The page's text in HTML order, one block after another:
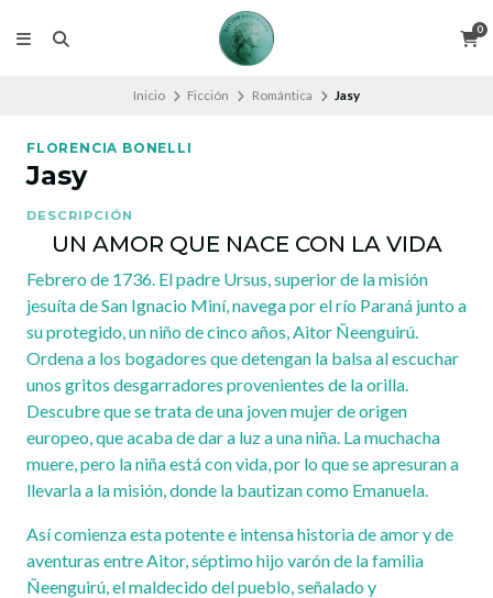
0
Inicio Ficción Romántica Jasy
FLORENCIA BONELLI
Jasy
DESCRIPCIÓN
UN AMOR QUE NACE CON LA VIDA
Febrero de 1736. El padre Ursus, superior de la misión
jesuíta de San Ignacio Miní, navega por el río Paraná junto a
su protegido, un niño de cinco años, Aitor Ñeenguirú.
Ordena a los bogadores que detengan la balsa al escuchar
unos gritos desgarradores provenientes de la orilla.
Descubre que se trata de una joven mujer de origen
europeo, que acaba de dar a luz a una niña. La muchacha
muere, pero la niña está con vida, por lo que se apresuran a
llevarla a la misión, donde la bautizan como Emanuela.
Así comienza esta potente e intensa historia de amor y de
aventuras entre Aitor, séptimo hijo varón de la familia
Ñeenguirú, el maldecido del pueblo, señalado y